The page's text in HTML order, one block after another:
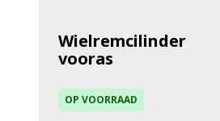
Wielremcilinder
vooras
OP VOORRAAD